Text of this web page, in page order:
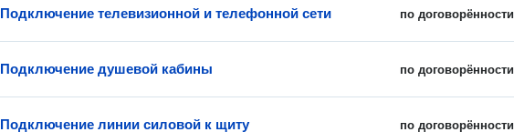
по договорённости
Подключение телевизионной и телефонной сети
по договорённости
Подключение душевой кабины
по договорённости
Подключение линии силовой к щиту